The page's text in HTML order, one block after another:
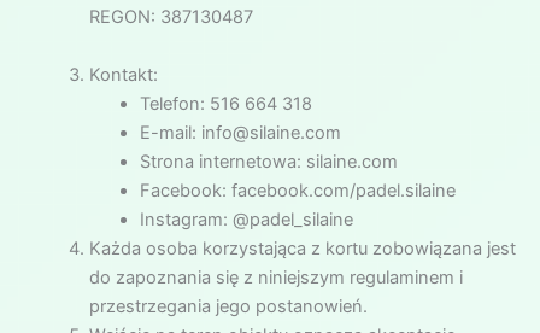
REGON: 387130487
Kontakt:
Telefon: 516 664 318
E-mail: info@silaine.com
Strona internetowa: silaine.com
Facebook: facebook.com/padel.silaine
Instagram: @padel_silaine
Każda osoba korzystająca z kortu zobowiązana jest
do zapoznania się z niniejszym regulaminem i
przestrzegania jego postanowień.